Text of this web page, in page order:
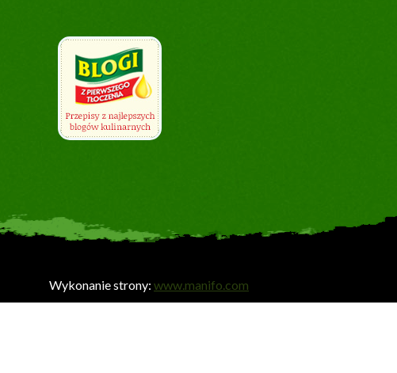
Wykonanie strony: www.manifo.com